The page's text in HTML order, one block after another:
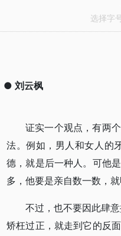
选择字
● 刘云枫
证实一个观点，有两
法。例如，男人和女人的
德，就是后一种人。可他
多，他要是亲自数一数，就
不过，也不要因此肆
矫枉过正，就走到它的反